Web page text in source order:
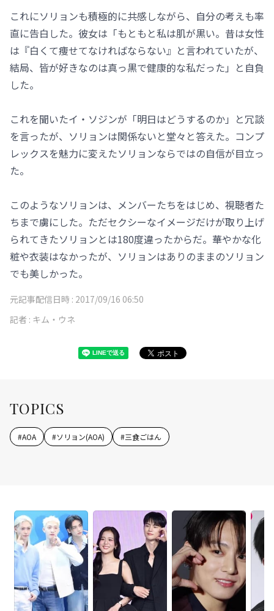
これにソリョンも積極的に共感しながら、自分の考えも率
直に告白した。彼女は「もともと私は肌が黒い。昔は女性
は『白くて痩せてなければならない』と言われていたが、
結局、皆が好きなのは真っ黒で健康的な私だった」と自負
した。
これを聞いたイ・ソジンが「明日はどうするのか」と冗談
を言ったが、ソリョンは関係ないと堂々と答えた。コンプ
レックスを魅力に変えたソリョンならではの自信が目立っ
た。
このようなソリョンは、メンバーたちをはじめ、視聴者た
ちまで虜にした。ただセクシーなイメージだけが取り上げ
られてきたソリョンとは180度違ったからだ。華やかな化
粧や衣装はなかったが、ソリョンはありのままのソリョン
でも美しかった。
元記事配信日時 : 2017/09/16 06:50
記者 : キム・ウネ
TOPICS
#AOA #ソリョン(AOA) #三食ごはん